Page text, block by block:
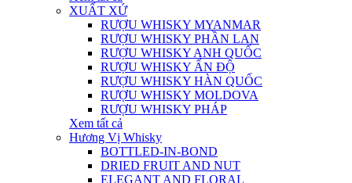
XUẤT XỨ
RƯỢU WHISKY MYANMAR
RƯỢU WHISKY PHẦN LAN
RƯỢU WHISKY ANH QUỐC
RƯỢU WHISKY ẤN ĐỘ
RƯỢU WHISKY HÀN QUỐC
RƯỢU WHISKY MOLDOVA
RƯỢU WHISKY PHÁP
Xem tất cả
Hương Vị Whisky
BOTTLED-IN-BOND
DRIED FRUIT AND NUT
ELEGANT AND FLORAL